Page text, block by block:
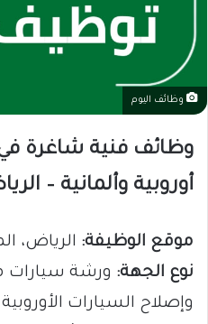
وظائف اليوم
وظائف فنية شاغرة
أوروبية وألمانية –
موقع الوظيفة: الرياض،
نوع الجهة: ورشة
وإصلاح السيارات الأوروبية